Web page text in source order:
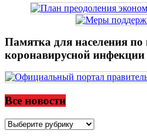
Памятка для населения
коронавирусной
Все новости
Все